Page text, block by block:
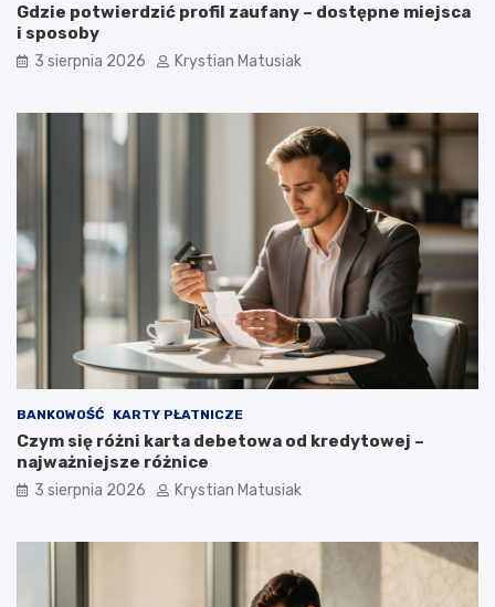
Gdzie potwierdzić profil zaufany – dostępne miejsca
i sposoby
3 sierpnia 2026 Krystian Matusiak
BANKOWOŚĆ KARTY PŁATNICZE
Czym się różni karta debetowa od kredytowej –
najważniejsze różnice
3 sierpnia 2026 Krystian Matusiak